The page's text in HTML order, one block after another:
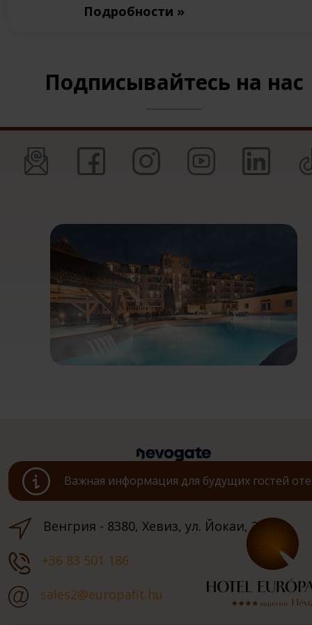
Подробности »
Подписывайтесь на нас
Важная информация для будущих гостей
Венгрия - 8380, Хевиз, ул. Йокаи, 3.
+36 83 501 186
sales2@europafit.hu